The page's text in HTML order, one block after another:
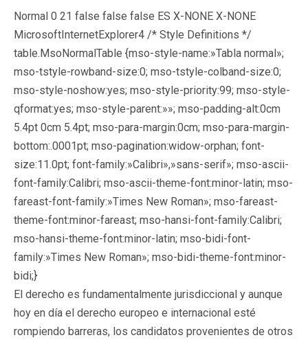
Normal 0 21 false false false ES X-NONE X-NONE
MicrosoftInternetExplorer4 /* Style Definitions */
table.MsoNormalTable {mso-style-name:»Tabla normal»;
mso-tstyle-rowband-size:0; mso-tstyle-colband-size:0;
mso-style-noshow:yes; mso-style-priority:99; mso-style-
qformat:yes; mso-style-parent:»»; mso-padding-alt:0cm
5.4pt 0cm 5.4pt; mso-para-margin:0cm; mso-para-margin-
bottom:.0001pt; mso-pagination:widow-orphan; font-
size:11.0pt; font-family:»Calibri»,»sans-serif»; mso-ascii-
font-family:Calibri; mso-ascii-theme-font:minor-latin; mso-
fareast-font-family:»Times New Roman»; mso-fareast-
theme-font:minor-fareast; mso-hansi-font-family:Calibri;
mso-hansi-theme-font:minor-latin; mso-bidi-font-
family:»Times New Roman»; mso-bidi-theme-font:minor-
bidi;}
El derecho es fundamentalmente jurisdiccional y aunque
hoy en día el derecho europeo e internacional esté
rompiendo barreras, los candidatos provenientes de otros